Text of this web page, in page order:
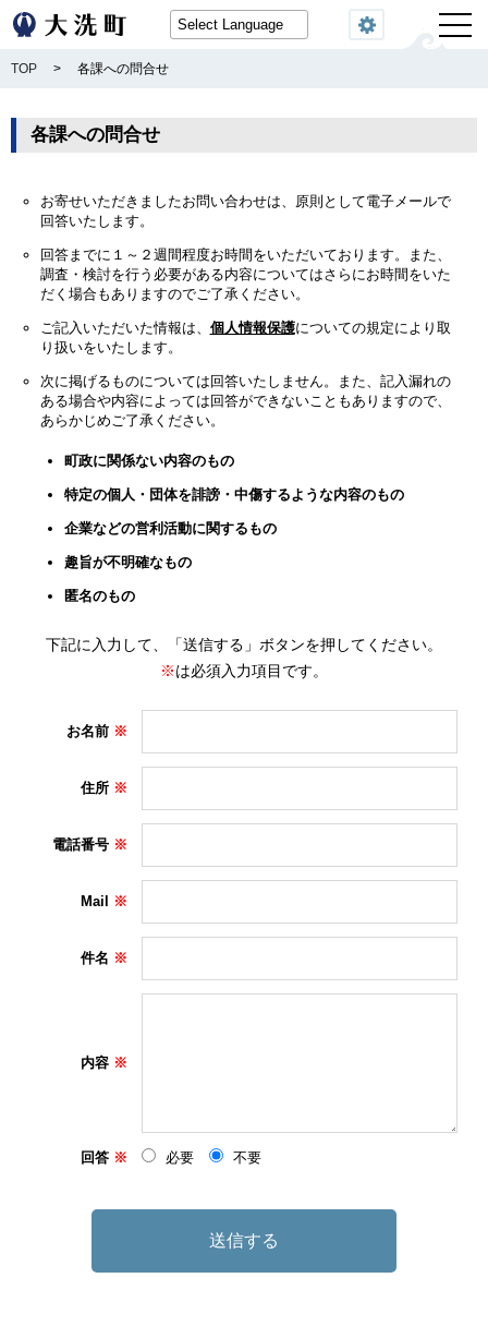
閲覧機能
TOP > 各課への問合せ
各課への問合せ
お寄せいただきましたお問い合わせは、原則として電子メールで
回答いたします。
回答までに１～２週間程度お時間をいただいております。また、
調査・検討を行う必要がある内容についてはさらにお時間をいた
だく場合もありますのでご了承ください。
ご記入いただいた情報は、 個人情報保護についての規定により取
り扱いをいたします。
次に掲げるものについては回答いたしません。また、記入漏れの
ある場合や内容によっては回答ができないこともありますので、
あらかじめご了承ください。
町政に関係ない内容のもの
特定の個人・団体を誹謗・中傷するような内容のもの
企業などの営利活動に関するもの
趣旨が不明確なもの
匿名のもの
下記に入力して、「送信する」ボタンを押してください。
※は必須入力項目です。
お名前
住所
電話番号
Mail
件名
内容
回答 必要 不要